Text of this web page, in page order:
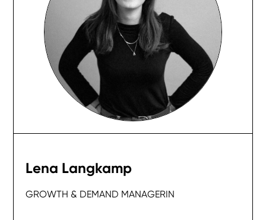
Lena Langkamp
GROWTH & DEMAND MANAGERIN